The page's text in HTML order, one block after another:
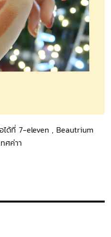
ได้ที่ 7-eleven , Beautrium
ศค่าา